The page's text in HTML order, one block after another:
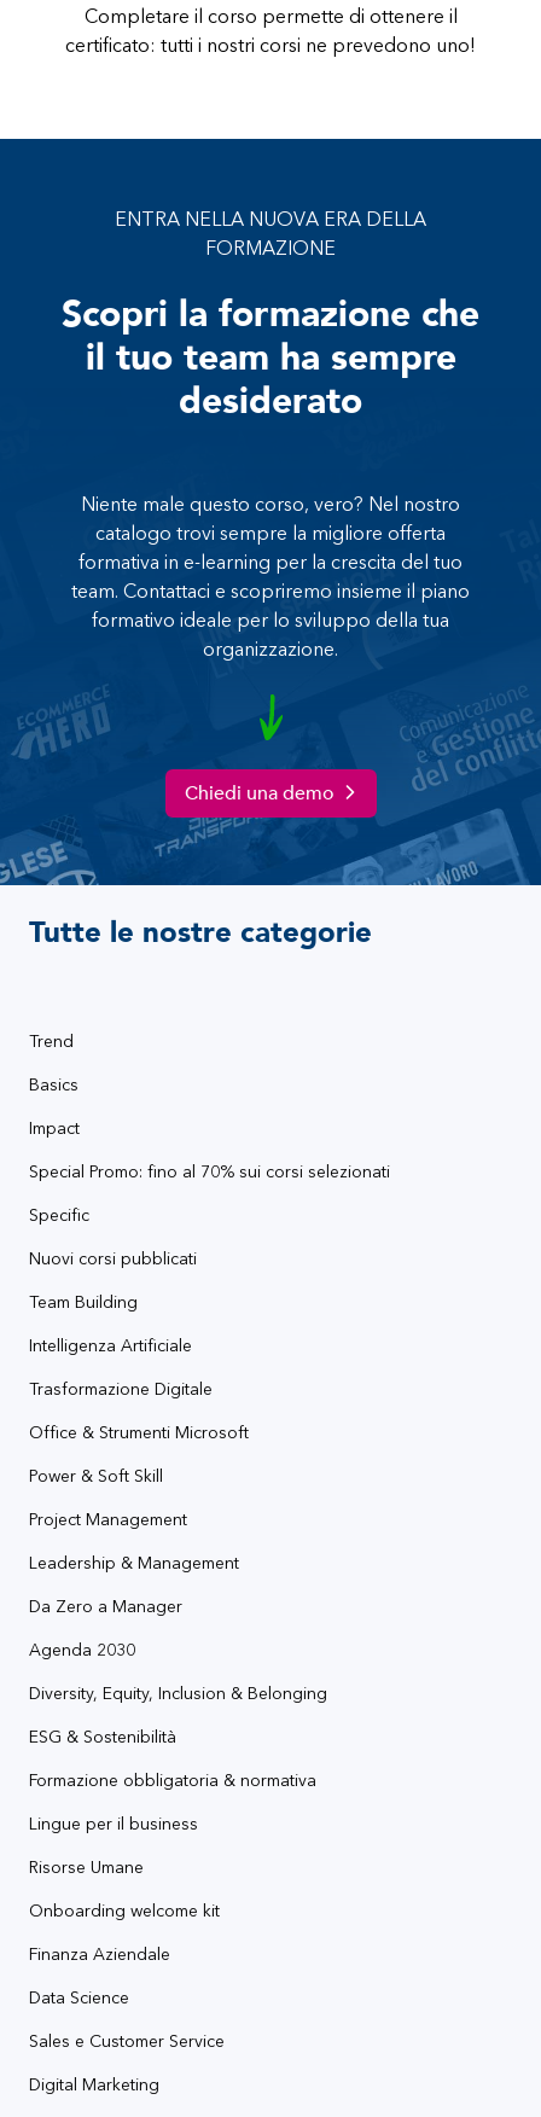
Completare il corso permette di ottenere il
certificato: tutti i nostri corsi ne prevedono uno!
ENTRA NELLA NUOVA ERA DELLA
FORMAZIONE
Scopri la formazione che
il tuo team ha sempre
desiderato
Niente male questo corso, vero? Nel nostro
catalogo trovi sempre la migliore offerta
formativa in e-learning per la crescita del tuo
team. Contattaci e scopriremo insieme il piano
formativo ideale per lo sviluppo della tua
organizzazione.
Chiedi una demo
Tutte le nostre categorie
Trend
Basics
Impact
Special Promo: fino al 70% sui corsi selezionati
Specific
Nuovi corsi pubblicati
Team Building
Intelligenza Artificiale
Trasformazione Digitale
Office & Strumenti Microsoft
Power & Soft Skill
Project Management
Leadership & Management
Da Zero a Manager
Agenda 2030
Diversity, Equity, Inclusion & Belonging
ESG & Sostenibilità
Formazione obbligatoria & normativa
Lingue per il business
Risorse Umane
Onboarding welcome kit
Finanza Aziendale
Data Science
Sales e Customer Service
Digital Marketing